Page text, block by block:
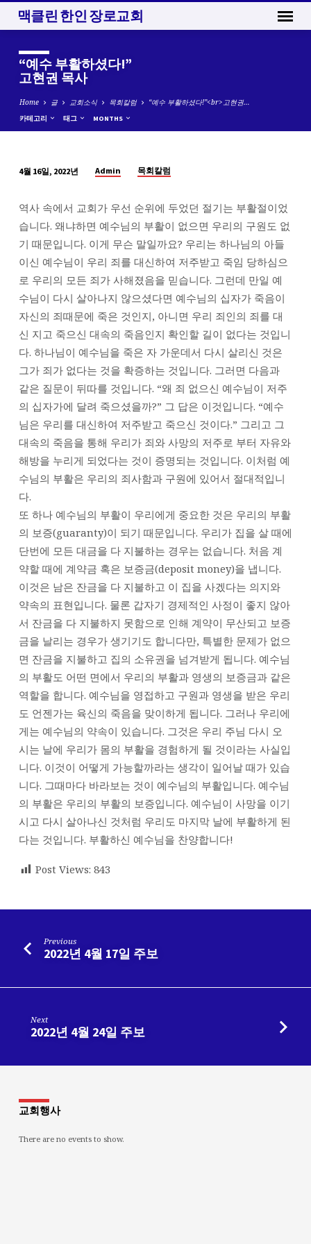
맥클린 한인 장로교회
“예수 부활하셨다!”
고현권 목사
Home 글 교회소식 목회칼럼 “예수 부활하셨다!”<br>고현권…
카테고리 태그 MONTHS
수
부
활
하
셨
다!”
고
현
권
목
사
4월 16일, 2022년 Admin 목회칼럼
역사 속에서 교회가 우선 순위에 두었던 절기는 부활절이었
습니다. 왜냐하면 예수님의 부활이 없으면 우리의 구원도 없
기 때문입니다. 이게 무슨 말일까요? 우리는 하나님의 아들
이신 예수님이 우리 죄를 대신하여 저주받고 죽임 당하심으
로 우리의 모든 죄가 사해졌음을 믿습니다. 그런데 만일 예
수님이 다시 살아나지 않으셨다면 예수님의 십자가 죽음이
자신의 죄때문에 죽은 것인지, 아니면 우리 죄인의 죄를 대
신 지고 죽으신 대속의 죽음인지 확인할 길이 없다는 것입니
다. 하나님이 예수님을 죽은 자 가운데서 다시 살리신 것은
그가 죄가 없다는 것을 확증하는 것입니다. 그러면 다음과
같은 질문이 뒤따를 것입니다. “왜 죄 없으신 예수님이 저주
의 십자가에 달려 죽으셨을까?” 그 답은 이것입니다. “예수
님은 우리를 대신하여 저주받고 죽으신 것이다.” 그리고 그
대속의 죽음을 통해 우리가 죄와 사망의 저주로 부터 자유와
해방을 누리게 되었다는 것이 증명되는 것입니다. 이처럼 예
수님의 부활은 우리의 죄사함과 구원에 있어서 절대적입니
다.
또 하나 예수님의 부활이 우리에게 중요한 것은 우리의 부활
의 보증(guaranty)이 되기 때문입니다. 우리가 집을 살 때에
단번에 모든 대금을 다 지불하는 경우는 없습니다. 처음 계
약할 때에 계약금 혹은 보증금(deposit money)을 냅니다.
이것은 남은 잔금을 다 지불하고 이 집을 사겠다는 의지와
약속의 표현입니다. 물론 갑자기 경제적인 사정이 좋지 않아
서 잔금을 다 지불하지 못함으로 인해 계약이 무산되고 보증
금을 날리는 경우가 생기기도 합니다만, 특별한 문제가 없으
면 잔금을 지불하고 집의 소유권을 넘겨받게 됩니다. 예수님
의 부활도 어떤 면에서 우리의 부활과 영생의 보증금과 같은
역할을 합니다. 예수님을 영접하고 구원과 영생을 받은 우리
도 언젠가는 육신의 죽음을 맞이하게 됩니다. 그러나 우리에
게는 예수님의 약속이 있습니다. 그것은 우리 주님 다시 오
시는 날에 우리가 몸의 부활을 경험하게 될 것이라는 사실입
니다. 이것이 어떻게 가능할까라는 생각이 일어날 때가 있습
니다. 그때마다 바라보는 것이 예수님의 부활입니다. 예수님
의 부활은 우리의 부활의 보증입니다. 예수님이 사망을 이기
시고 다시 살아나신 것처럼 우리도 마지막 날에 부활하게 된
다는 것입니다. 부활하신 예수님을 찬양합니다!
Post Views: 843
Previous
2022년 4월 17일 주보
Next
2022년 4월 24일 주보
교회행사
There are no events to show.